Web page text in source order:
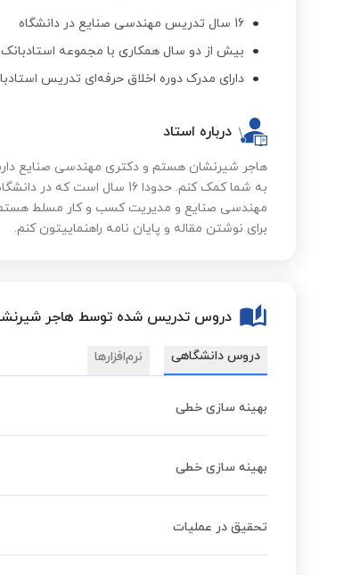
16 سال تدریس مهندسی صنایع در دانشگاه
بیش از دو سال همکاری با مجموعه استادبانک
دارای مدرک دوره اخلاق حرفه‌ای تدریس
درباره استاد
هاجر شیرنشان هستم و دکتری مهندسی صنایع
به شما کمک کنم. حدودا 16
مهندسی صنایع و مدیریت کسب و کار مسلط
برای نوشتن مقاله و پایان نامه راهنماییتون کنم.
دروس تدریس شده توسط هاجر
دروس دانشگاهی نرم‌افزارها
بهینه سازی خطی
بهینه سازی خطی
تحقیق در عملیات